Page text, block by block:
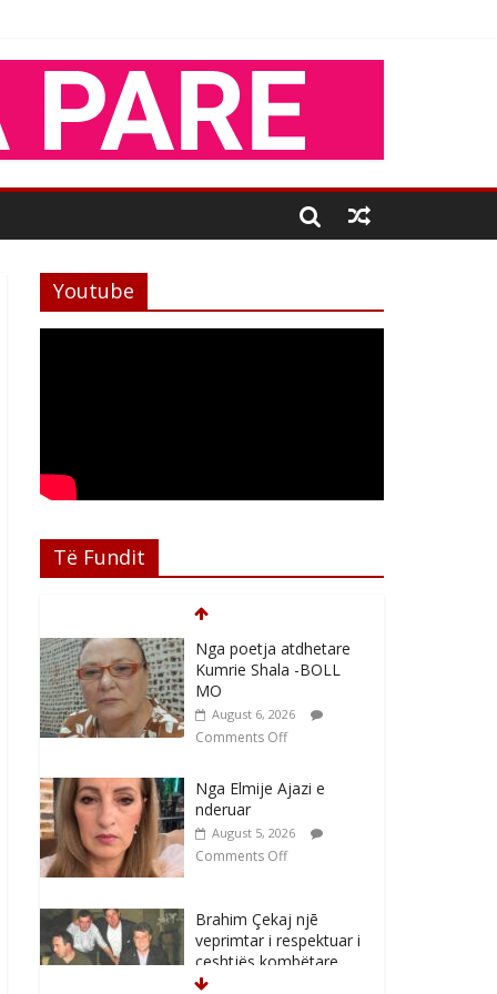
Youtube
Të Fundit
Nga poetja atdhetare
Kumrie Shala -BOLL
MO
August 6, 2026
Comments Off
Nga Elmije Ajazi e
nderuar
August 5, 2026
Comments Off
Brahim Çekaj njē
veprimtar i respektuar i
çeshtjës kombëtare